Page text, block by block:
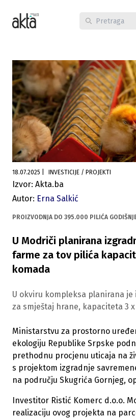
18.07.2025 INVESTICIJE / PROJEKTI
Izvor: Akta.ba
Autor: Erna Salkić
PROIZVODNJA DO 395.000 PILIĆA
U Modriči planirana
farme za tov pilića
komada
U okviru kompleksa planirana
za smještaj hrane, kapaciteta 3
Ministarstvu za prostorno
ekologiju Republike Srpske
prethodnu procjenu uticaja na
s projektom izgradnje
na području Skugrića Gornjeg,
Investitor Ristić Komerc d.o.o.
realizaciju ovog projekta na